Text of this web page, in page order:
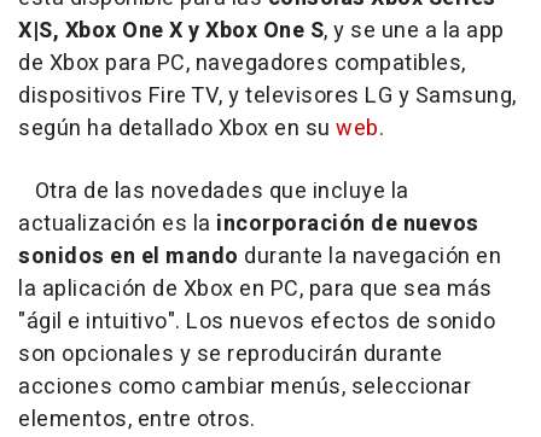
X|S, Xbox One X y Xbox One S, y se une a la app
de Xbox para PC, navegadores compatibles,
dispositivos Fire TV, y televisores LG y Samsung,
según ha detallado Xbox en su web.
Otra de las novedades que incluye la
actualización es la incorporación de nuevos
sonidos en el mando durante la navegación en
la aplicación de Xbox en PC, para que sea más
"ágil e intuitivo". Los nuevos efectos de sonido
son opcionales y se reproducirán durante
acciones como cambiar menús, seleccionar
elementos, entre otros.